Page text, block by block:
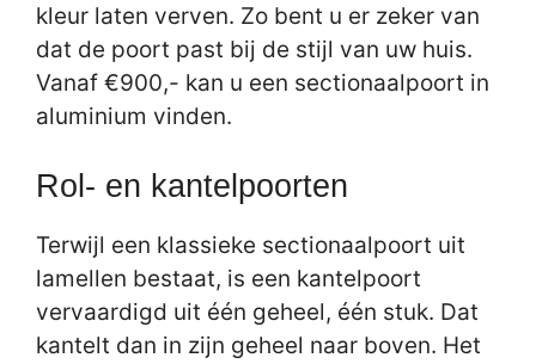
kleur laten verven. Zo bent u er zeker van
dat de poort past bij de stijl van uw huis.
Vanaf €900,- kan u een sectionaalpoort in
aluminium vinden.
Rol- en kantelpoorten
Terwijl een klassieke sectionaalpoort uit
lamellen bestaat, is een kantelpoort
vervaardigd uit één geheel, één stuk. Dat
kantelt dan in zijn geheel naar boven. Het